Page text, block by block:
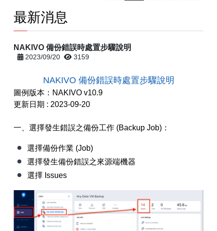
Mac 解決方案
Open-E
Open-E JovianDSS
Open-E DSS V7 SOHO
共同供應契約
【已停止】電腦軟體 ( LP5-102040 )
【已停止】電腦週邊設備 ( LP5-102072 )
【已停止】電腦設備用品 ( LP5-102073 )
相關下載
遠端支援
相關連結
相關連結
最新消息
NAKIVO 備份錯誤時處置步驟說明
2023/09/20 3159
NAKIVO 備份錯誤時處置步驟說明
圖例版本：NAKIVO v10.9
更新日期 : 2023-09-20
一、選擇發生錯誤之備份工作 (Backup Job)：
選擇備份作業 (Job)
選擇發生備份錯誤之來源端機器
選擇 Issues